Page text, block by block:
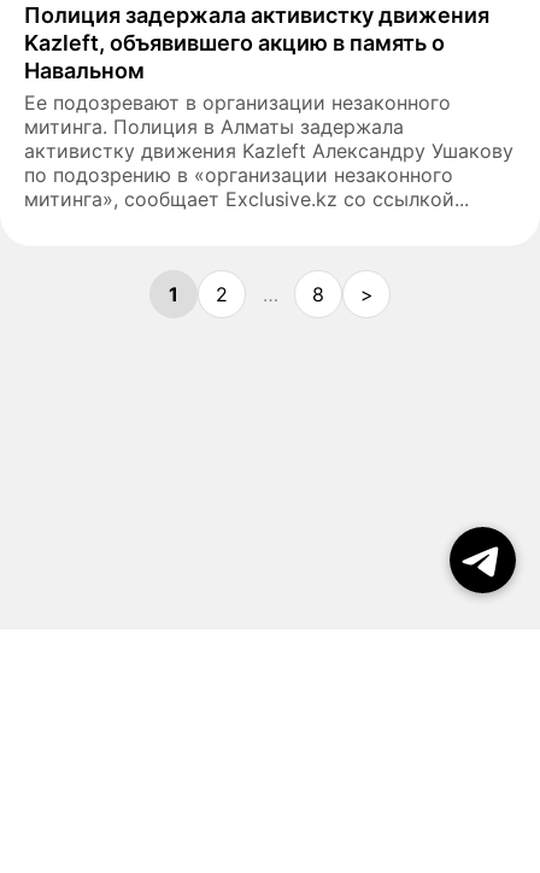
Полиция задержала активистку движения
Kazleft, объявившего акцию в память о
Навальном
Ее подозревают в организации незаконного
митинга. Полиция в Алматы задержала
активистку движения Kazleft Александру Ушакову
по подозрению в «организации незаконного
митинга», сообщает Exclusive.kz со ссылкой...
1 2 … 8 >